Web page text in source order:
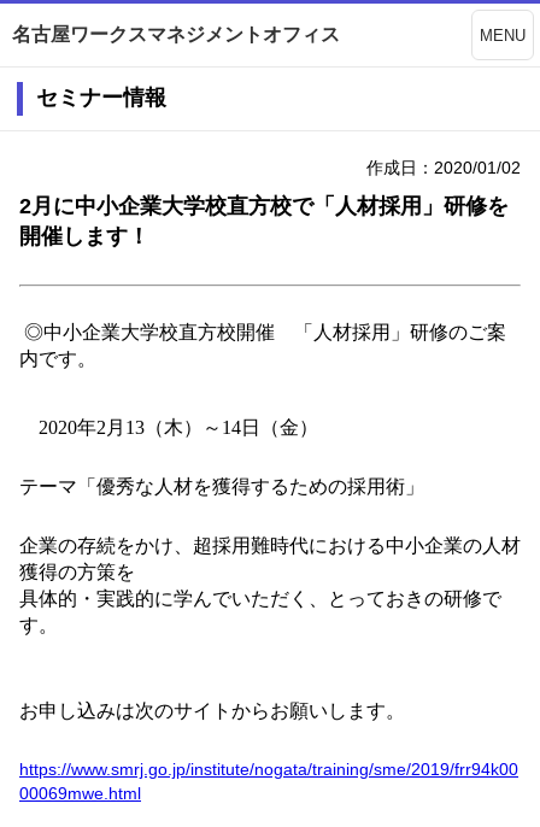
名古屋ワークスマネジメントオフィス MENU
セミナー情報
作成日：2020/01/02
2月に中小企業大学校直方校で「人材採用」研修を
開催します！
◎中小企業大学校直方校開催 「人材採用」研修のご案
内です。
2020年2 月 13（木） ～ 14日（金）
テーマ「優秀な人材を獲得するための採用術」
企業の存続をかけ、超採用難時代における中小企業の人材
獲得の方策を
具体的・実践的に学んでいただく、とっておきの研修で
す。
お申し込みは次のサイトからお願いします。
https://www.smrj.go.jp/institute/nogata/training/sme/2019/frr94k00
00069mwe.html